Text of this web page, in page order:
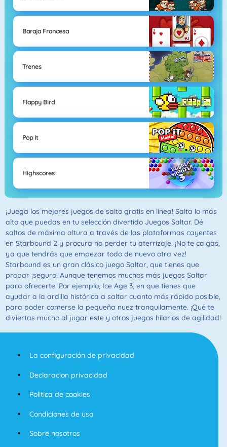
Baraja Francesa
Trenes
Flappy Bird
Pop It
Highscores
¡Juega los mejores juegos de salto gratis en línea! Salta lo más
alto que puedas en tu selección divertido Juegos Saltar. Dé
saltos de máxima altura a través de las plataformas cayentes
en Starbound 2 y procura no perder tu aterrizaje. ¡No te caigas,
ya que tendrás que empezar todo de nuevo otra vez!
Starbound es un gran clásico juego Saltar, que tienes que
probar ¡seguro! Aunque tenemos muchos más juegos Saltar
para ofrecerte. Por ejemplo, Ice Age 3, en que tienes que
ayudar a la ardilla histórica a saltar cuanto más rápido posible,
para poder comerse la pequeña nuez tranquilamente. ¡Qué te
diviertas mucho al jugar este y otros juegos hilarios de agilidad!
La configuración de privacidad
Declaracion privacidad
Politica de cookies
Condiciones de uso
Sobre nosotros